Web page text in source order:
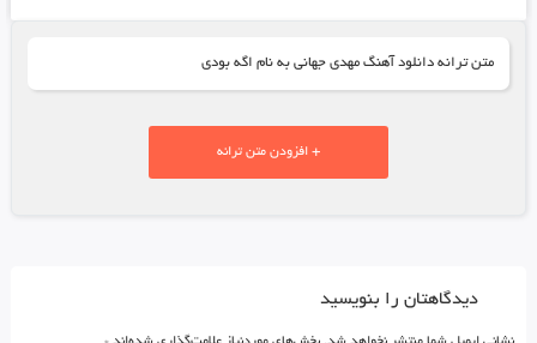
متن ترانه دانلود آهنگ مهدی جهانی به نام اگه بودی
+ افزودن متن ترانه
دیدگاهتان را بنویسید